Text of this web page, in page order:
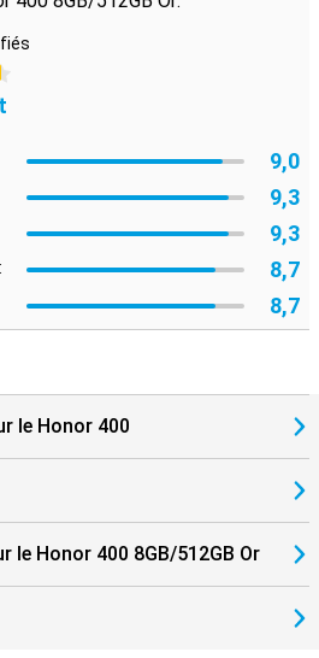
9,0
9,3
9,3
8,7
8,7
le Honor 400
le Honor 400 8GB/512GB Or